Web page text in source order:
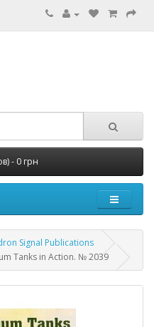
- 0 грн
Signal Publications
Tanks in Action. № 2039